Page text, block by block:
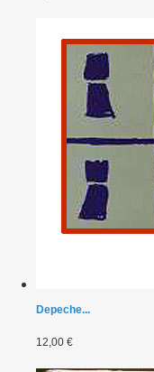
Depeche...
12,00 €